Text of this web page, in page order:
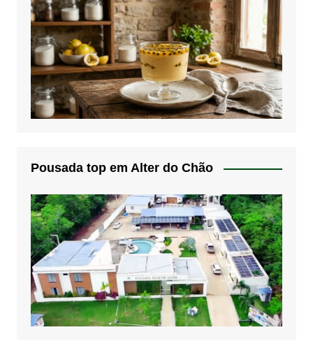
Pousada top em Alter do Chão